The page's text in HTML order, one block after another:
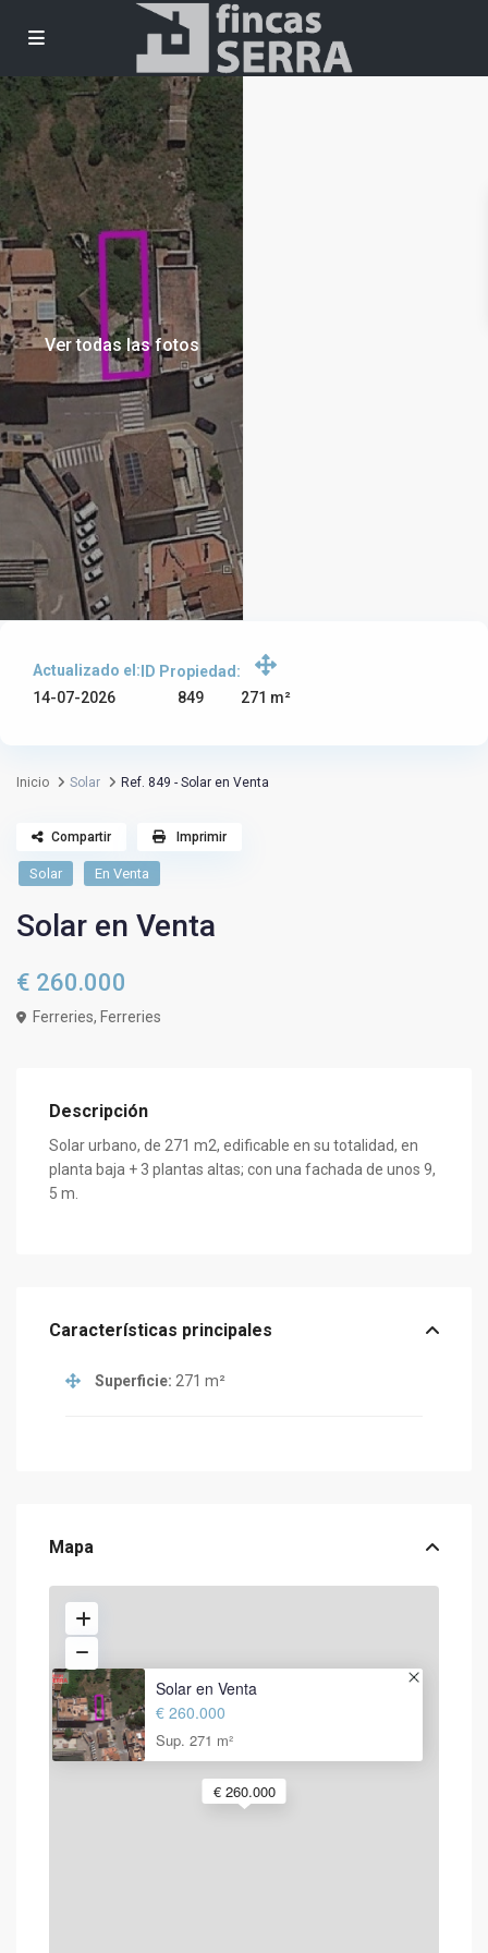
Ver todas las fotos
Actualizado el:
14-07-2026
ID Propiedad:
849
271 m²
Inicio Solar Ref. 849 - Solar en Venta
Solar En Venta
Solar en Venta
€ 260.000
Ferreries, Ferreries
Compartir Imprimir
Descripción
Solar urbano, de 271 m2, edificable en su totalidad, en
planta baja + 3 plantas altas; con una fachada de unos 9,
5 m.
Características principales
Superficie: 271 m²
Mapa
€ 260.000
Solar en Venta
€ 260.000
Sup. 271 m²